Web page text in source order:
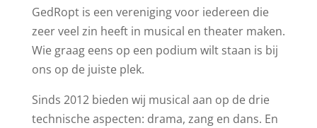
GedRopt is een vereniging voor iedereen die
zeer veel zin heeft in musical en theater maken.
Wie graag eens op een podium wilt staan is bij
ons op de juiste plek.
Sinds 2012 bieden wij musical aan op de drie
technische aspecten: drama, zang en dans. En